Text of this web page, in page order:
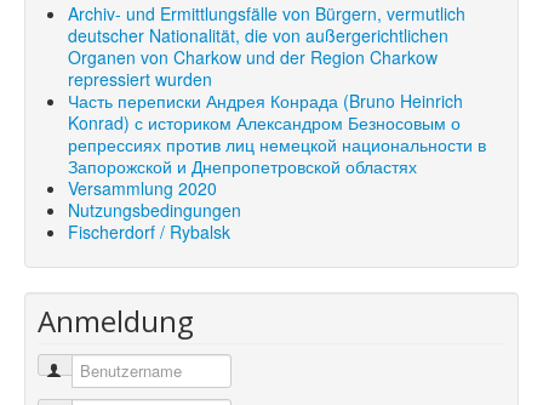
Archiv- und Ermittlungsfälle von Bürgern, vermutlich
deutscher Nationalität, die von außergerichtlichen
Organen von Charkow und der Region Charkow
repressiert wurden
Часть переписки Андрея Конрада (Bruno Heinrich
Konrad) с историком Александром Безносовым о
репрессиях против лиц немецкой национальности в
Запорожской и Днепропетровской областях
Versammlung 2020
Nutzungsbedingungen
Fischerdorf / Rybalsk
Anmeldung